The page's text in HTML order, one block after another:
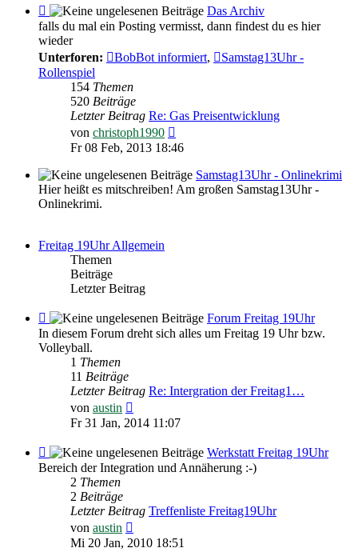
Feed
-
Das
Archiv
Das Archiv
falls du mal ein Posting vermisst, dann findest du es hier
wieder
Unterforen:
BobBot informiert,
Samstag13Uhr -
Rollenspiel
154 Themen
520 Beiträge
Letzter Beitrag Re: Gas Preisentwicklung
von christoph1990
Beitrag
Fr 08 Feb, 2013 18:46
Samstag13Uhr - Onlinekrimi
Hier heißt es mitschreiben! Am großen Samstag13Uhr -
Onlinekrimi.
Freitag 19Uhr Allgemein
Themen
Beiträge
Letzter Beitrag
Feed
-
Forum
Freitag
19Uhr
Forum Freitag 19Uhr
In diesem Forum dreht sich alles um Freitag 19 Uhr bzw.
Volleyball.
1 Themen
11 Beiträge
Letzter Beitrag Re: Intergration der Freitag1…
von austin
Beitrag
Fr 31 Jan, 2014 11:07
Feed
-
Werkstatt
Freitag
19Uhr
Werkstatt Freitag 19Uhr
Bereich der Integration und Annäherung :-)
2 Themen
2 Beiträge
Letzter Beitrag Treffenliste Freitag19Uhr
von austin
Beitrag
Mi 20 Jan, 2010 18:51